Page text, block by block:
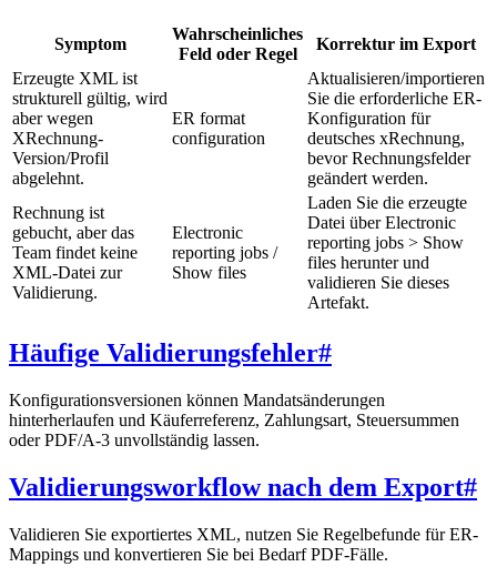
Symptom
Wahrscheinliches
Feld oder Regel
Korrektur im Export
Erzeugte XML ist
strukturell gültig, wird
aber wegen
XRechnung-
Version/Profil
abgelehnt.
ER format
configuration
Aktualisieren/importieren
Sie die erforderliche ER-
Konfiguration für
deutsches xRechnung,
bevor Rechnungsfelder
geändert werden.
Rechnung ist
gebucht, aber das
Team findet keine
XML-Datei zur
Validierung.
Electronic
reporting jobs /
Show files
Laden Sie die erzeugte
Datei über Electronic
reporting jobs > Show
files herunter und
validieren Sie dieses
Artefakt.
Häufige Validierungsfehler#
Konfigurationsversionen können Mandatsänderungen
hinterherlaufen und Käuferreferenz, Zahlungsart, Steuersummen
oder PDF/A-3 unvollständig lassen.
Validierungsworkflow nach dem Export#
Validieren Sie exportiertes XML, nutzen Sie Regelbefunde für ER-
Mappings und konvertieren Sie bei Bedarf PDF-Fälle.